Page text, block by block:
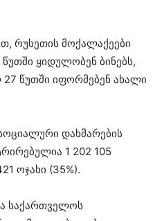
რუსეთის მოქალაქეები
ყიდულობენ ბინებს,
წუთში იფორმებენ ახალი
დახმარების
1 202 105
ოჯახი (35%).
საქართველოს